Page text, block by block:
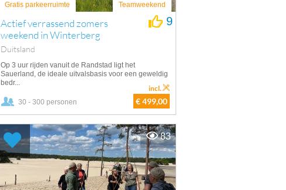
Gratis parkeerruimte Teamweekend
Actief verrassend zomers
weekend in Winterberg
Duitsland
9
Op 3 uur rijden vanuit de Randstad ligt het
Sauerland, de ideale uitvalsbasis voor een geweldig
bedr...
30 - 300 personen € 499,00
incl.
83